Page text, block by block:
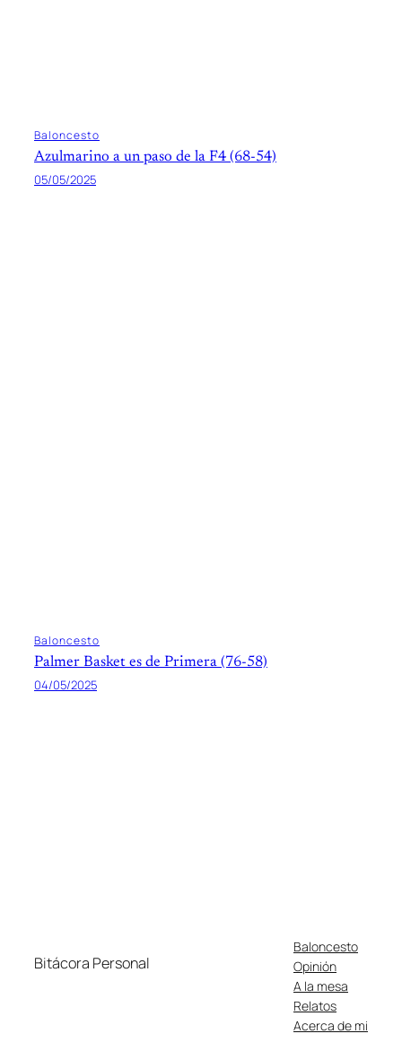
Baloncesto
Azulmarino a un paso de la F4 (68-54)
05/05/2025
Baloncesto
Palmer Basket es de Primera (76-58)
04/05/2025
Bitácora Personal
Baloncesto
Opinión
A la mesa
Relatos
Acerca de mi